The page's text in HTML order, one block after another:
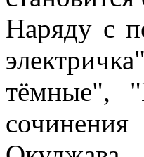
Наряду с
тёмные",